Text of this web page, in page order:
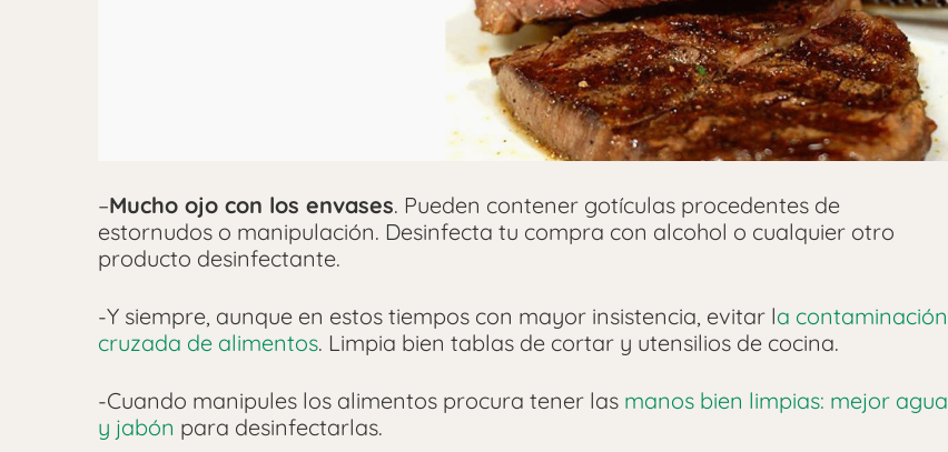
–Mucho ojo con los envases. Pueden contener gotículas procedentes de
estornudos o manipulación. Desinfecta tu compra con alcohol o cualquier otro
producto desinfectante.
-Y siempre, aunque en estos tiempos con mayor insistencia, evitar la contaminación
cruzada de alimentos. Limpia bien tablas de cortar y utensilios de cocina.
-Cuando manipules los alimentos procura tener las manos bien limpias: mejor agua
y jabón para desinfectarlas.